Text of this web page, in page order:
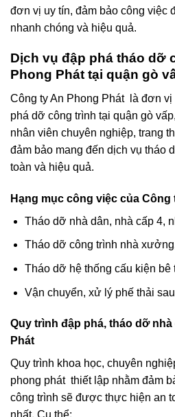
đơn vị uy tín, đảm bảo công việc
nhanh chóng và hiệu quả.
Dịch vụ đập phá tháo dỡ
Phong Phát tại quận gò
Công ty An Phong Phát là đơn
phá dỡ công trình tại quận gò
nhân viên chuyên nghiệp, trang
đảm bảo mang đến dịch vụ tháo
toàn và hiệu quả.
Hạng mục công việc của Công
Tháo dỡ nhà dân, nhà cấp 4,
Tháo dỡ công trình nhà
Tháo dỡ hệ thống cấu kiện bê
Vận chuyển, xử lý phế thải
Quy trình đập phá, tháo dỡ
Phát
Quy trình khoa học, chuyên
phong phát thiết lập nhằm đảm
công trình sẽ được thực hiện an